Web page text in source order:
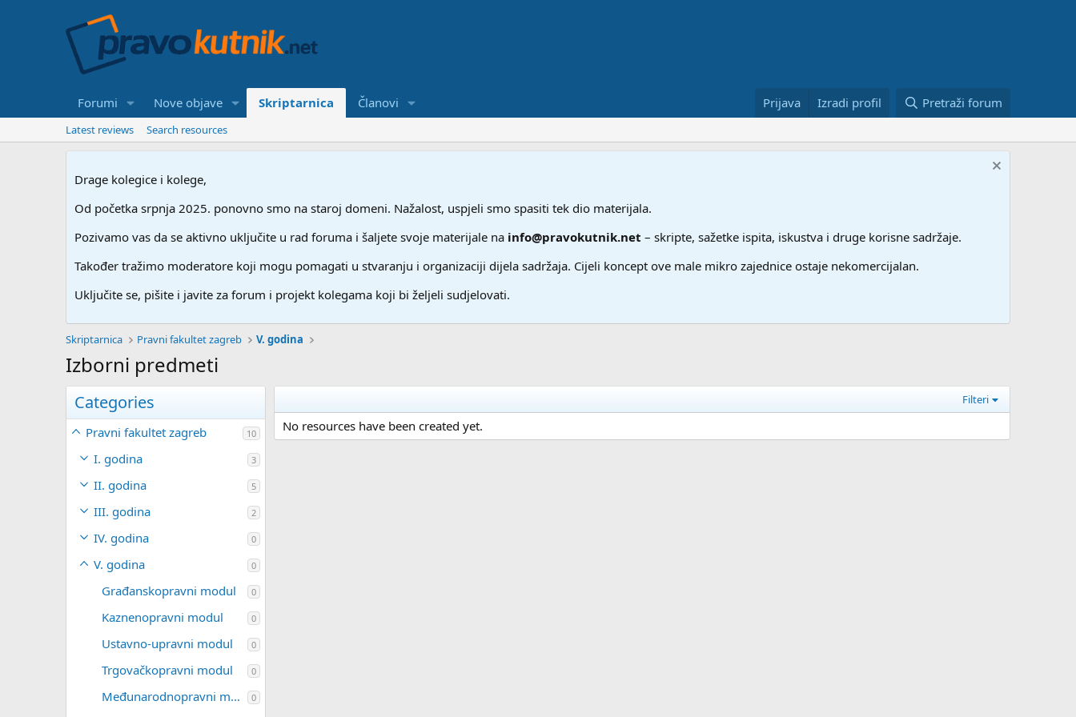
Forumi Nove objave Skriptarnica Članovi Prijava Izradi profil Pretraži forum
Latest reviews Search resources
Drage kolegice i kolege,
Od početka srpnja 2025. ponovno smo na staroj domeni. Nažalost, uspjeli smo spasiti tek dio materijala.
Pozivamo vas da se aktivno uključite u rad foruma i šaljete svoje materijale na info@pravokutnik.net – skripte, sažetke ispita, iskustva i druge korisne sadržaje.
Također tražimo moderatore koji mogu pomagati u stvaranju i organizaciji dijela sadržaja. Cijeli koncept ove male mikro zajednice ostaje nekomercijalan.
Uključite se, pišite i javite za forum i projekt kolegama koji bi željeli sudjelovati.
Skriptarnica Pravni fakultet zagreb V. godina
Izborni predmeti
Categories
Pravni fakultet zagreb 10
I. godina 3
II. godina 5
III. godina 2
IV. godina 0
V. godina 0
Građanskopravni modul 0
Kaznenopravni modul 0
Ustavno-upravni modul 0
Trgovačkopravni modul 0
Međunarodnopravni modul 0
Filteri
No resources have been created yet.